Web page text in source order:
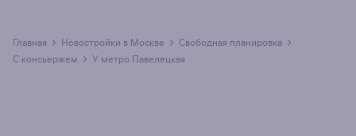
Главная › Новостройки в Москве › свободная планировка ›
с консьержем › у метро Павелецкая